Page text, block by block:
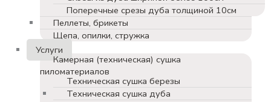
Поперечные срезы дуба толщиной 10см
Пеллеты, брикеты
Щепа, опилки, стружка
Услуги
Камерная (техническая) сушка
пиломатериалов
Техническая сушка березы
Техническая сушка дуба